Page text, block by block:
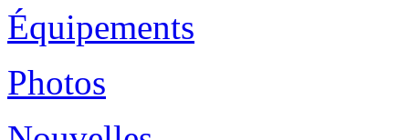
Équipements
Photos